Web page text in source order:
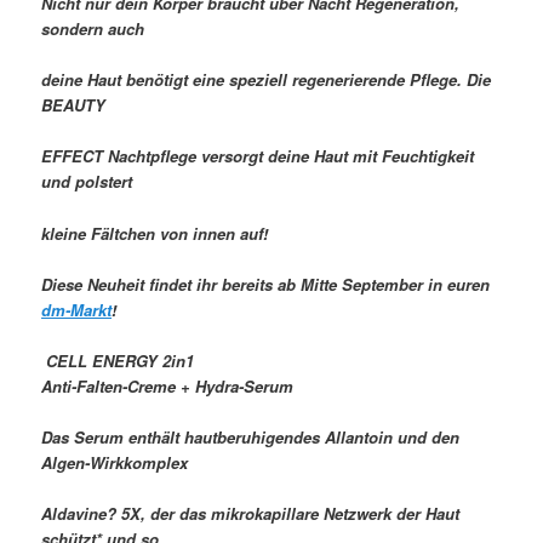
sondern auch
deine Haut benötigt eine speziell regenerierende Pflege. Die
BEAUTY
EFFECT Nachtpflege versorgt deine Haut mit Feuchtigkeit
und polstert
kleine Fältchen von innen auf!
Diese Neuheit findet ihr bereits ab Mitte September in euren
dm-Markt!
CELL ENERGY 2in1
Anti-Falten-Creme + Hydra-Serum
Das Serum enthält hautberuhigendes Allantoin und den
Algen-Wirkkomplex
Aldavine? 5X, der das mikrokapillare Netzwerk der Haut